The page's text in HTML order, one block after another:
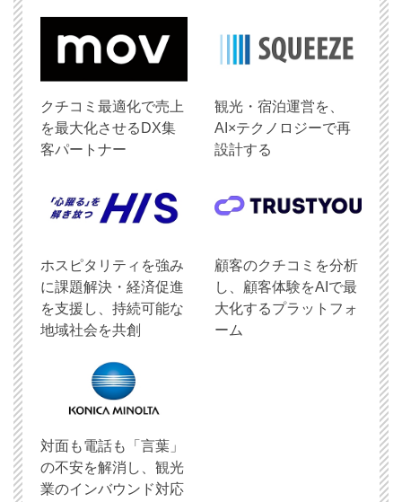
クチコミ最適化で売上
を最大化させるDX集
客パートナー
観光・宿泊運営を、
AI×テクノロジーで再
設計する
ホスピタリティを強み
に課題解決・経済促進
を支援し、持続可能な
地域社会を共創
顧客のクチコミを分析
し、顧客体験をAIで最
大化するプラットフォ
ーム
対面も電話も「言葉」
の不安を解消し、観光
業のインバウンド対応